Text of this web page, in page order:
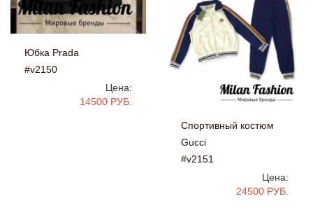
Юбка Prada
#v2150
Цена:
14500 РУБ.
Спортивный костюм
Gucci
#v2151
Цена:
24500 РУБ.